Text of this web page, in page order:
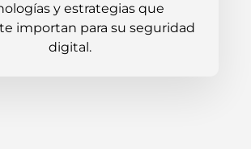
y estrategias que
importan para su seguridad
digital.